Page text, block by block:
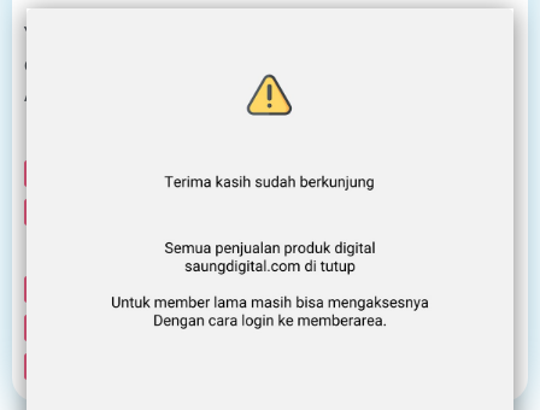
Yang jadi masalah saat ini adalah bagaimana membuat
desain grafis yang profesional sesuai niche Instagram
Anda
Tidak memiliki keahlian desain grafis
Tidak banyak waktu untuk mendesain
Pusing memikirkan desain yang diinginkan